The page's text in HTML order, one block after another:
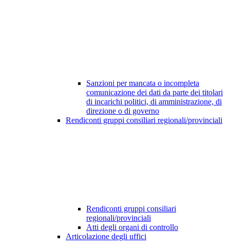
Sanzioni per mancata o incompleta
comunicazione dei dati da parte dei titolari
di incarichi politici, di amministrazione, di
direzione o di governo
Rendiconti gruppi consiliari regionali/provinciali
Rendiconti gruppi consiliari
regionali/provinciali
Atti degli organi di controllo
Articolazione degli uffici